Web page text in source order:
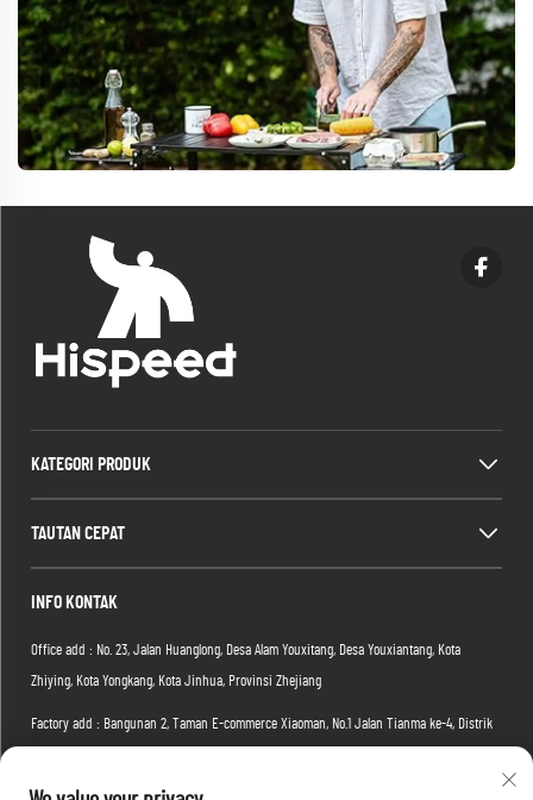
KATEGORI PRODUK
TAUTAN CEPAT
INFO KONTAK
Office add : No. 23, Jalan Huanglong, Desa Alam Youxitang, Desa Youxiantang, Kota
Zhiying, Kota Yongkang, Kota Jinhua, Provinsi Zhejiang
Factory add : Bangunan 2, Taman E-commerce Xiaoman, No.1 Jalan Tianma ke-4, Distrik